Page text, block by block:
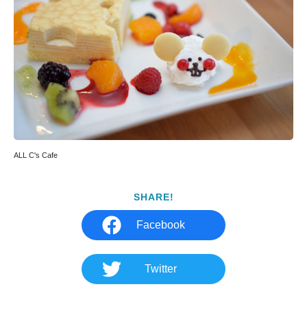
ALL C's Cafe
SHARE!
Facebook
Twitter